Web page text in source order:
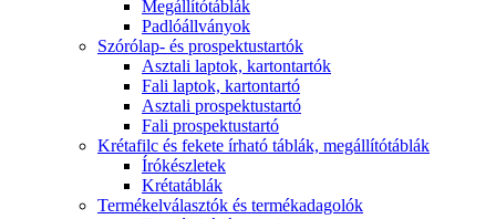
Megállítótáblák
Padlóállványok
Szórólap- és prospektustartók
Asztali laptok, kartontartók
Fali laptok, kartontartó
Asztali prospektustartó
Fali prospektustartó
Krétafilc és fekete írható táblák, megállítótáblák
Írókészletek
Krétatáblák
Termékelválasztók és termékadagolók